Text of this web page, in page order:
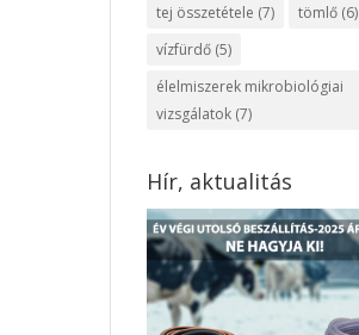
tej összetétele (7) tömlő(6)
vízfürdő(5)
élelmiszerek mikrobiológiai
vizsgálatok(7)
Hír, aktualitás